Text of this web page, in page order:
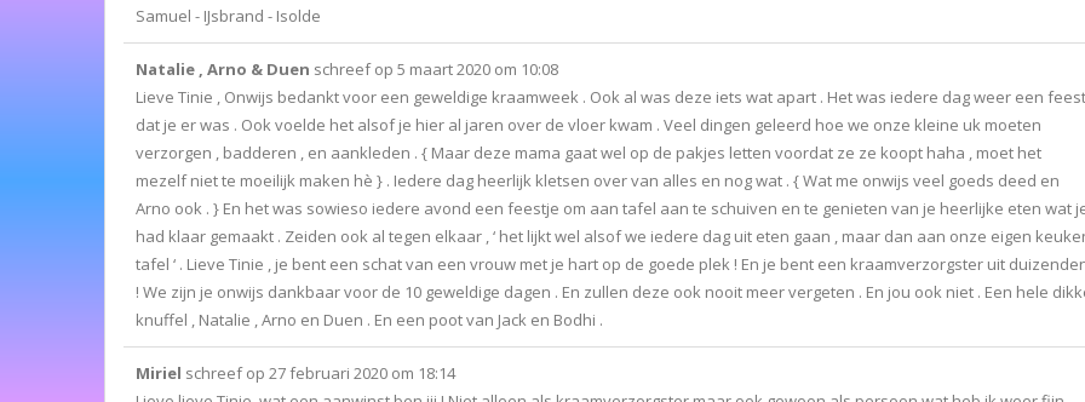
Samuel - IJsbrand - Isolde
Natalie , Arno & Duen schreef op 5 maart 2020 om 10:08
Lieve Tinie , Onwijs bedankt voor een geweldige kraamweek . Ook al was deze iets wat apart . Het was iedere dag weer een feest
dat je er was . Ook voelde het alsof je hier al jaren over de vloer kwam . Veel dingen geleerd hoe we onze kleine uk moeten
verzorgen , badderen , en aankleden . { Maar deze mama gaat wel op de pakjes letten voordat ze ze koopt haha , moet het
mezelf niet te moeilijk maken hè } . Iedere dag heerlijk kletsen over van alles en nog wat . { Wat me onwijs veel goeds deed en
Arno ook . } En het was sowieso iedere avond een feestje om aan tafel aan te schuiven en te genieten van je heerlijke eten wat
had klaar gemaakt . Zeiden ook al tegen elkaar , ‘ het lijkt wel alsof we iedere dag uit eten gaan , maar dan aan onze eigen
tafel ‘ . Lieve Tinie , je bent een schat van een vrouw met je hart op de goede plek ! En je bent een kraamverzorgster uit
! We zijn je onwijs dankbaar voor de 10 geweldige dagen . En zullen deze ook nooit meer vergeten . En jou ook niet . Een hele
knuffel , Natalie , Arno en Duen . En een poot van Jack en Bodhi .
Miriel schreef op 27 februari 2020 om 18:14